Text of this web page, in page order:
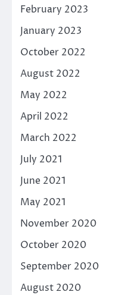
February 2023
January 2023
October 2022
August 2022
May 2022
April 2022
March 2022
July 2021
June 2021
May 2021
November 2020
October 2020
September 2020
August 2020